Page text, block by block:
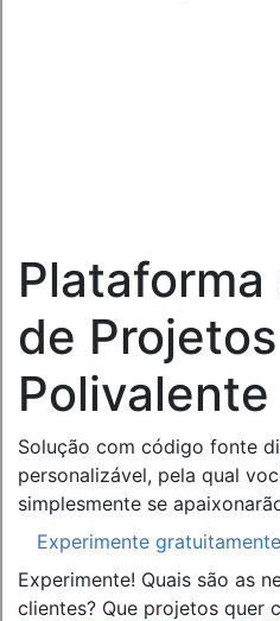
de Projetos
Polivalente
Solução com código fonte
personalizável, pela qual
simplesmente se
Experimente gratuitamente
Experimente! Quais são as
clientes? Que projetos quer